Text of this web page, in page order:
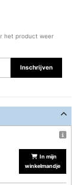
het product weer
Inschrijven
In mijn
winkelmandje